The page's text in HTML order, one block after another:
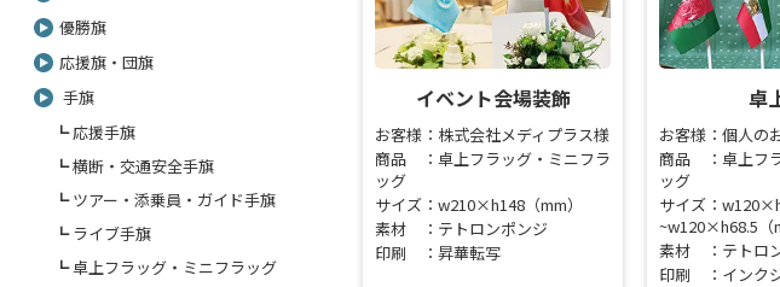
イベント会場装飾
お客様：株式会社メディプラス様
商品 ：卓上フラッグ・ミニフラ
ッグ
サイズ：w210×h148（mm）
素材 ：テトロンポンジ
印刷 ：昇華転写
卓
お客様：個人の
商品 ：卓上フ
ッグ
サイズ：
~w120×h68.5（
素材 ：テトロ
印刷 ：インク
優勝旗
応援旗・団旗
手旗
応援手旗
横断・交通安全手旗
ツアー・添乗員・ガイド手旗
ライブ手旗
卓上フラッグ・ミニフラッグ